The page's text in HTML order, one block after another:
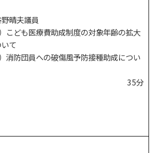
晴夫議員
）こども医療費助成制度の対象年齢の拡大
て
）消防団員への破傷風予防接種助成につい
35分